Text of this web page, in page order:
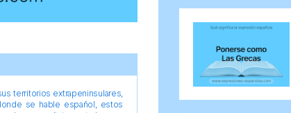
territorios extrapeninsulares,
se hable español, estos